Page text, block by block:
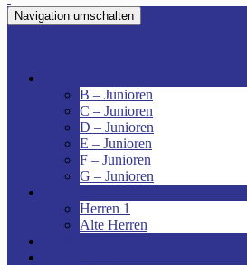
Navigation umschalten
B – Junioren
C – Junioren
D – Junioren
E – Junioren
F – Junioren
G – Junioren
Herren 1
Alte Herren